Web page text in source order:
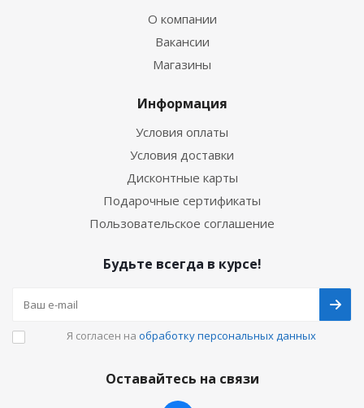
О компании
Вакансии
Магазины
Информация
Условия оплаты
Условия доставки
Дисконтные карты
Подарочные сертификаты
Пользовательское соглашение
Будьте всегда в курсе!
Я согласен на обработку персональных данных
Оставайтесь на связи